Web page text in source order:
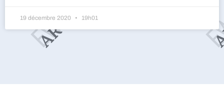
19 décembre 2020 19h01